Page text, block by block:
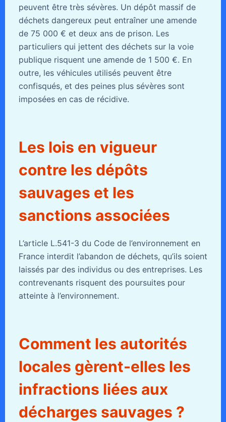
peuvent être très sévères. Un dépôt massif de
déchets dangereux peut entraîner une amende
de 75 000 € et deux ans de prison. Les
particuliers qui jettent des déchets sur la voie
publique risquent une amende de 1 500 €. En
outre, les véhicules utilisés peuvent être
confisqués, et des peines plus sévères sont
imposées en cas de récidive.
Les lois en vigueur
contre les dépôts
sauvages et les
sanctions associées
L’article L.541-3 du Code de l’environnement en
France interdit l’abandon de déchets, qu’ils soient
laissés par des individus ou des entreprises. Les
contrevenants risquent des poursuites pour
atteinte à l’environnement.
Comment les autorités
locales gèrent-elles les
infractions liées aux
décharges sauvages ?